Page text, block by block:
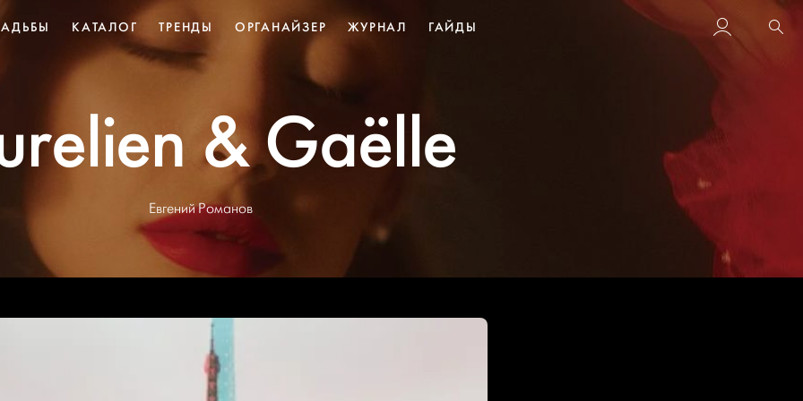
КАТАЛОГ ТРЕНДЫ ОРГАНАЙЗЕР ЖУРНАЛ ГАЙДЫ
& Gaёlle
Евгений Романов